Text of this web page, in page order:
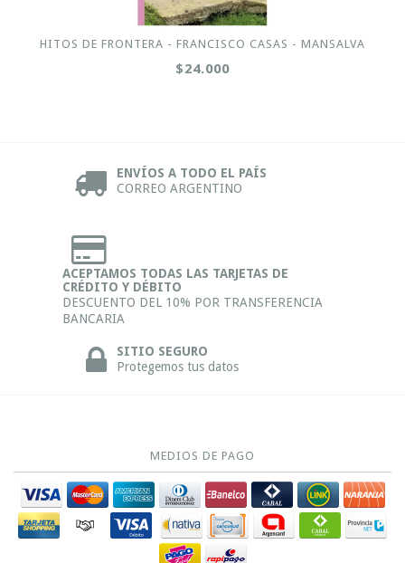
HITOS DE FRONTERA - FRANCISCO CASAS - MANSALVA
$24.000
ENVÍOS A TODO EL PAÍS
CORREO ARGENTINO
ACEPTAMOS TODAS LAS TARJETAS DE
CRÉDITO Y DÉBITO
DESCUENTO DEL 10% POR TRANSFERENCIA
BANCARIA
SITIO SEGURO
Protegemos tus datos
MEDIOS DE PAGO